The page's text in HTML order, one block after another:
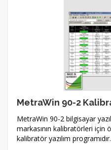
MetraWin 90-2
MetraWin 90-2 bilgisayar
markasının kalibratörleri için
kalibratör yazılım programıdır.